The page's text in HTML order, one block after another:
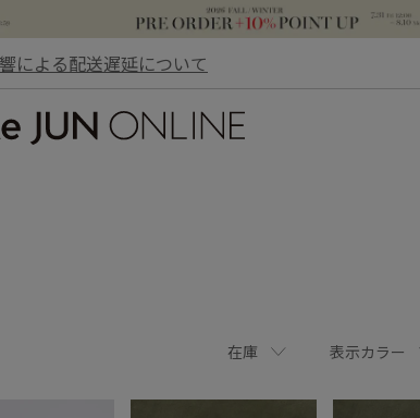
による配送遅延について
在庫 表示カラー